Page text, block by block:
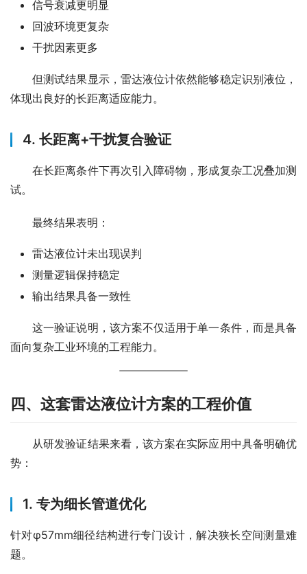
信号衰减更明显
回波环境更复杂
干扰因素更多
但测试结果显示，雷达液位计依然能够稳定识别液位，
体现出良好的长距离适应能力。
4. 长距离+干扰复合验证
在长距离条件下再次引入障碍物，形成复杂工况叠加测
试。
最终结果表明：
雷达液位计未出现误判
测量逻辑保持稳定
输出结果具备一致性
这一验证说明，该方案不仅适用于单一条件，而是具备
面向复杂工业环境的工程能力。
四、这套雷达液位计方案的工程价值
从研发验证结果来看，该方案在实际应用中具备明确优
势：
1. 专为细长管道优化
针对φ57mm细径结构进行专门设计，解决狭长空间测量难
题。